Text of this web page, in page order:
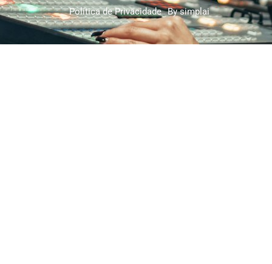
Política de Privacidade By simplai